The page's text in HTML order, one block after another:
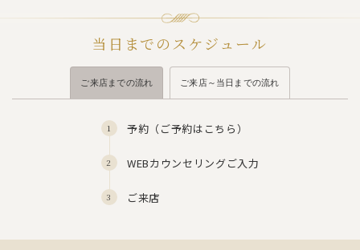
当日までのスケジュール
ご来店までの流れ ご来店～当日までの流れ
予約（ご予約はこちら）
WEBカウンセリングご入力
ご来店